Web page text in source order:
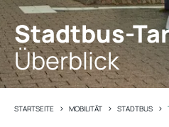
Stadtbus-
Überblick
STARTSEITE > MOBILITÄT > STADTBUS >